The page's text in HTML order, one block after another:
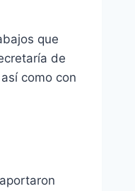
que
de
como con